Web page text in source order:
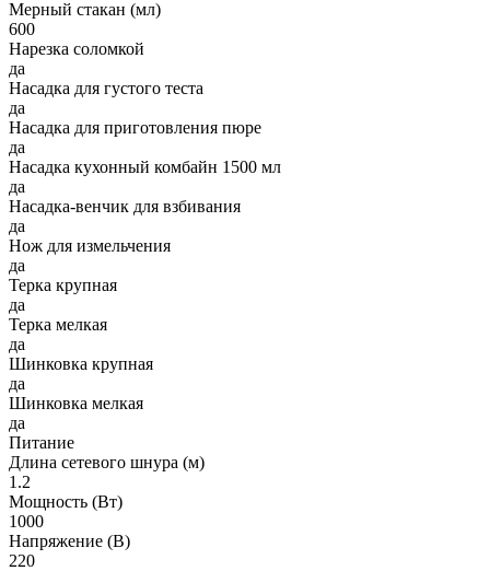
Мерный стакан (мл)
600
Нарезка соломкой
да
Насадка для густого теста
да
Насадка для приготовления пюре
да
Насадка кухонный комбайн 1500 мл
да
Насадка-венчик для взбивания
да
Нож для измельчения
да
Терка крупная
да
Терка мелкая
да
Шинковка крупная
да
Шинковка мелкая
да
Питание
Длина сетевого шнура (м)
1.2
Мощность (Вт)
1000
Напряжение (В)
220